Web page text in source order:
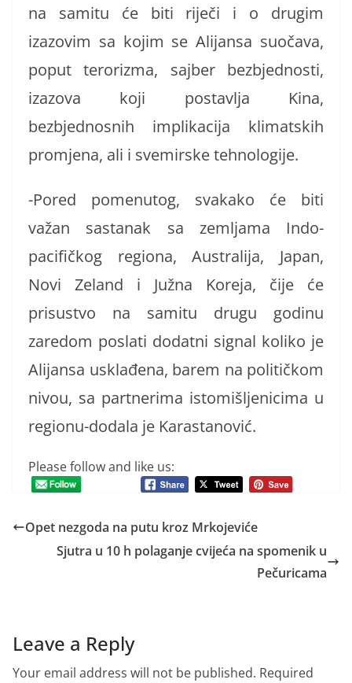
na samitu će biti riječi i o drugim
izazovim sa kojim se Alijansa suočava,
poput terorizma, sajber bezbjednosti,
izazova koji postavlja Kina,
bezbjednosnih implikacija klimatskih
promjena, ali i svemirske tehnologije.
-Pored pomenutog, svakako će biti
važan sastanak sa zemljama Indo-
pacifičkog regiona, Australija, Japan,
Novi Zeland i Južna Koreja, čije će
prisustvo na samitu drugu godinu
zaredom poslati dodatni signal koliko je
Alijansa usklađena, barem na političkom
nivou, sa partnerima istomišljenicima u
regionu-dodala je Karastanović.
Please follow and like us:
Opet nezgoda na putu kroz Mrkojeviće
Sjutra u 10 h polaganje cvijeća na spomenik u
Pečuricama
Leave a Reply
Your email address will not be published. Required